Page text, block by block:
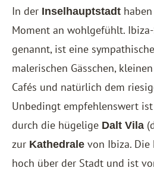
In der Inselhauptstadt
Moment an wohlgefühlt. Ibiza-
genannt, ist eine
malerischen Gässchen,
Cafés und natürlich dem
Unbedingt empfehlenswert
durch die hügelige Dalt Vila
zur Kathedrale von Ibiza.
hoch über der Stadt und ist